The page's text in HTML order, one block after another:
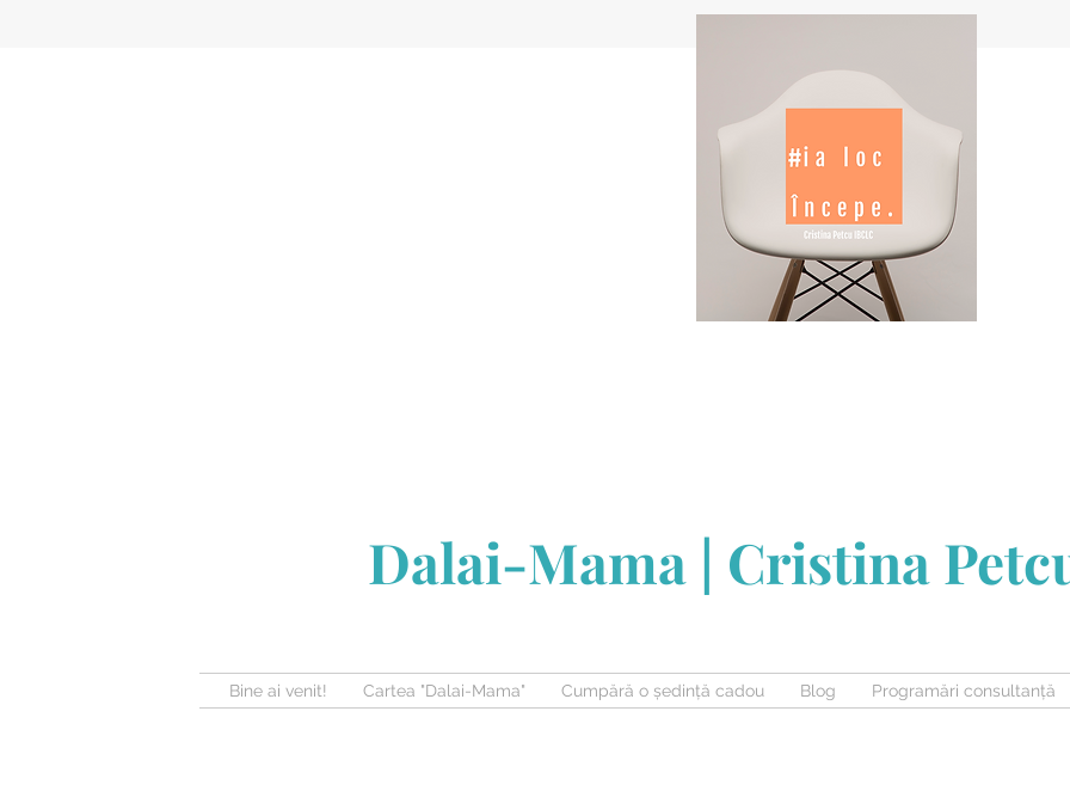
Dalai-Mama | Cristina
Bine ai venit! Cartea "Dalai-Mama" Cumpără o ședință cadou Blog Programări consultanță